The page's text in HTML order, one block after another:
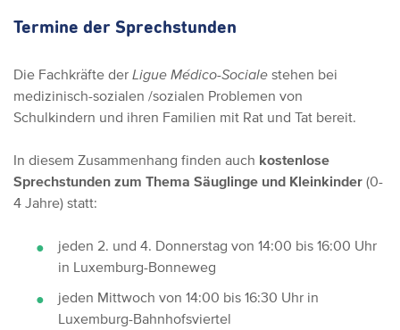
Termine der Sprechstunden
Die Fachkräfte der Ligue Médico-Sociale stehen bei
medizinisch-sozialen /sozialen Problemen von
Schulkindern und ihren Familien mit Rat und Tat bereit.
In diesem Zusammenhang finden auch kostenlose
Sprechstunden zum Thema Säuglinge und Kleinkinder (0-
4 Jahre) statt:
jeden 2. und 4. Donnerstag von 14:00 bis 16:00 Uhr
in Luxemburg-Bonneweg
jeden Mittwoch von 14:00 bis 16:30 Uhr in
Luxemburg-Bahnhofsviertel